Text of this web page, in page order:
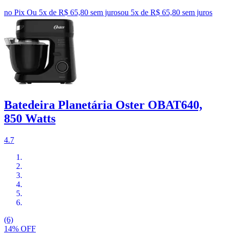
no Pix Ou 5x de R$ 65,80 sem jurosou 5x de R$ 65,80 sem juros
Batedeira Planetária Oster OBAT640,
850 Watts
4.7
(6)
14% OFF